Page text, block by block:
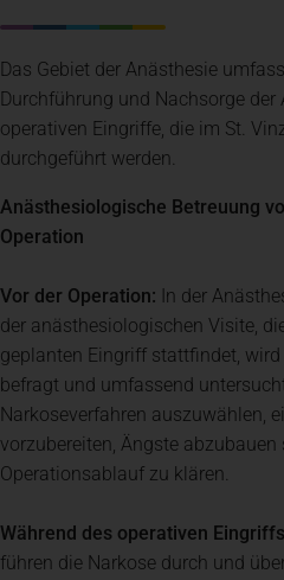
Das Gebiet der Anästhesie
Durchführung und Nachsorge
operativen Eingriffe, die im St.
durchgeführt werden.
Anästhesiologische Betreuung
Operation
Vor der Operation: In der
der anästhesiologischen Visite,
geplanten Eingriff stattfindet,
befragt und umfassend
Narkoseverfahren auszuwählen,
vorzubereiten, Ängste abzubauen
Operationsablauf zu klären.
Während des operativen
führen die Narkose durch und